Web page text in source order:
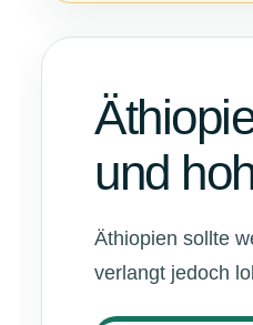
und
Äthiopien sollte
verlangt jedoch